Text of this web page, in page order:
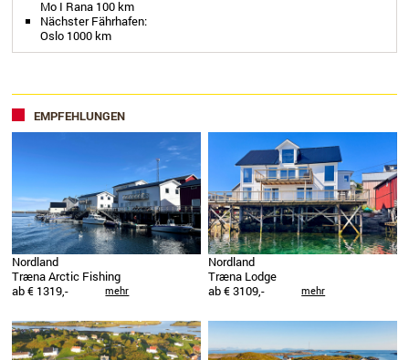
Mo I Rana 100 km
Nächster Fährhafen:
Oslo 1000 km
EMPFEHLUNGEN
Nordland
Træna Arctic Fishing
ab € 1319,-
mehr
Nordland
Træna Lodge
ab € 3109,-
mehr